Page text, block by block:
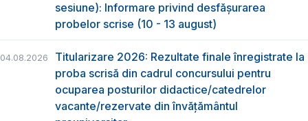
sesiune): Informare privind desfășurarea
probelor scrise (10 - 13 august)
04.08.2026
Titularizare 2026: Rezultate finale înregistrate la
proba scrisă din cadrul concursului pentru
ocuparea posturilor didactice/catedrelor
vacante/rezervate din învăţământul